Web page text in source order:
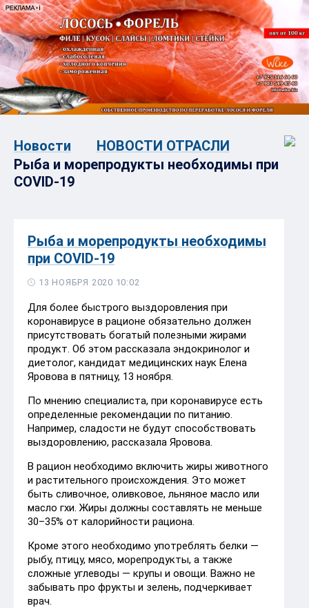
Новости
НОВОСТИ ОТРАСЛИ
Рыба и морепродукты необходимы при
COVID-19
Рыба и морепродукты необходимы
при COVID-19
13 НОЯБРЯ 2020 10:02
Для более быстрого выздоровления при
коронавирусе в рационе обязательно должен
присутствовать богатый полезными жирами
продукт. Об этом рассказала эндокринолог и
диетолог, кандидат медицинских наук Елена
Яровова в пятницу, 13 ноября.
По мнению специалиста, при коронавирусе есть
определенные рекомендации по питанию.
Например, сладости не будут способствовать
выздоровлению, рассказала Яровова.
В рацион необходимо включить жиры животного
и растительного происхождения. Это может
быть сливочное, оливковое, льняное масло или
масло гхи. Жиры должны составлять не меньше
30–35% от калорийности рациона.
Кроме этого необходимо употреблять белки —
рыбу, птицу, мясо, морепродукты, а также
сложные углеводы — крупы и овощи. Важно не
забывать про фрукты и зелень, подчеркивает
врач.